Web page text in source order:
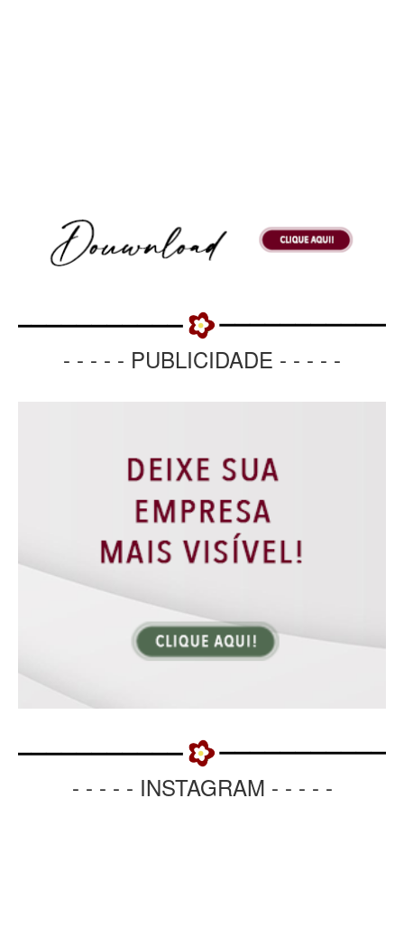
- - - - - PUBLICIDADE - - - - -
- - - - - INSTAGRAM - - - - -